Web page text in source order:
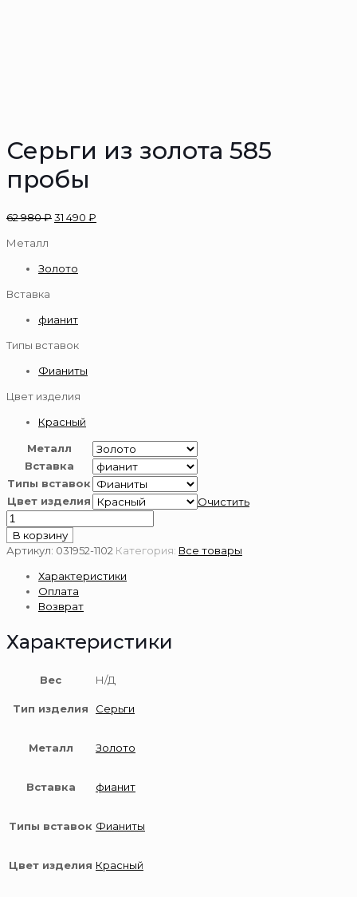
Серьги из золота 585
пробы
62 980₽31 490 ₽
Металл
Золото
Вставка
фианит
Типы вставок
Фианиты
Цвет изделия
Красный
Металл
Вставка
Типы вставок
Цвет изделия
Очистить
Количество
товара
Серьги
золота
пробы
В корзину
Артикул: 031952-1102 Категория: Все товары
Характеристики
Оплата
Возврат
Характеристики
Вес Н/Д
Тип изделия Серьги
Металл Золото
Вставка фианит
Типы вставок Фианиты
Цвет изделия Красный